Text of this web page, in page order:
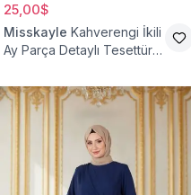
25,00$
Misskayle Kahverengi İkili
Ay Parça Detaylı Tesettür